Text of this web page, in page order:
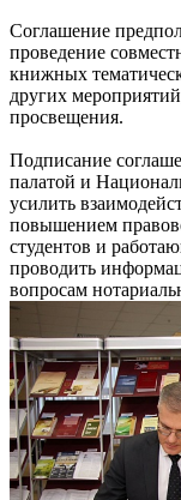
Соглашение
проведение
книжных
других
просвещения.
Подписание
палатой и
усилить
повышением
студентов и
проводить
вопросам